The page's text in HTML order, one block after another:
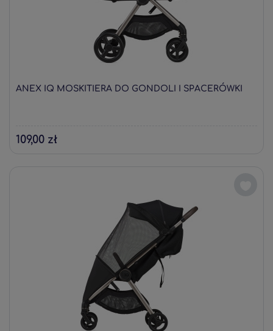
ANEX IQ MOSKITIERA DO GONDOLI I SPACERÓWKI
109,00 zł